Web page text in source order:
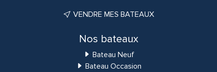
VENDRE MES BATEAUX
Nos bateaux
Bateau Neuf
Bateau Occasion